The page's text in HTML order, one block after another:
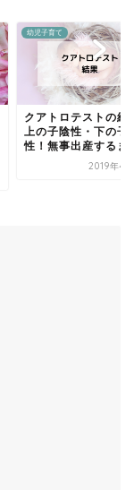
幼児子育て
クアトロテストの
上の子陰性・下の子
性！無事出産するま
2019年4